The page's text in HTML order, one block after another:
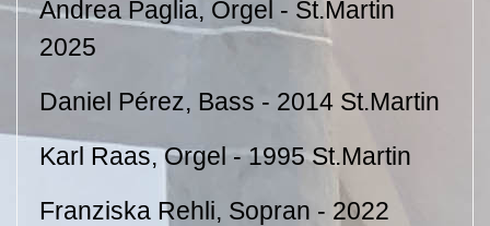
Andrea Paglia, Orgel - St.Martin
2025
Daniel Pérez, Bass - 2014 St.Martin
Karl Raas, Orgel - 1995 St.Martin
Franziska Rehli, Sopran - 2022